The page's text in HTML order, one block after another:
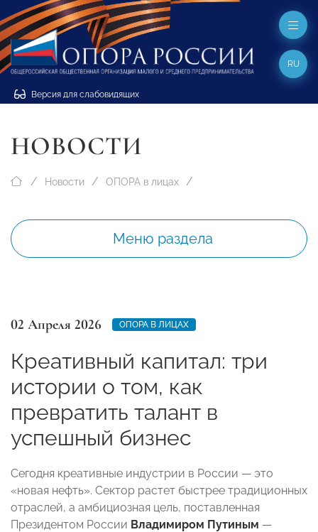
Версия для слабовидящих
RU
НОВОСТИ
Новости ОПОРА в лицах
Меню раздела
02 Апреля 2026 ОПОРА В ЛИЦАХ
Креативный капитал: три
истории о том, как
превратить талант в
успешный бизнес
Сегодня креативные индустрии в России — это
«новая нефть». Сектор растет быстрее традиционных
отраслей, а амбициозная цель, поставленная
Президентом России Владимиром Путиным —